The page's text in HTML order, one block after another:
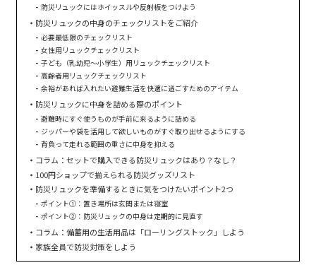
防災リュックにはホイッスルや反射板をつけよう
防災リュックの中身のチェックリストをご紹介
必要最低限のチェックリスト
女性用リュックチェックリスト
子ども（乳幼児〜小学生）用リュックチェックリスト
高齢者用リュックチェックリスト
余裕があれば入れたい避難生活を快適に過ごすためのアイテム
防災リュックに中身を詰める際のポイント
避難時にすぐ使うものが手前に来るように詰める
ジッパーや袋を活用して欲しいものがすぐ取り出せるようにする
背負って走れる範囲の重さに中身を抑える
コラム：セットで購入できる防災リュックはあり？なし？
100円ショップで揃えられる防災グッズリスト
防災リュックを準備するときに気をつけたいポイント2つ
ポイント①：置き場所は玄関または寝室
ポイント②：防災リュックの中身は定期的に見直す
コラム：備蓄用の生活用品は「ローリングストック」しよう
家族全員で防災対策をしよう